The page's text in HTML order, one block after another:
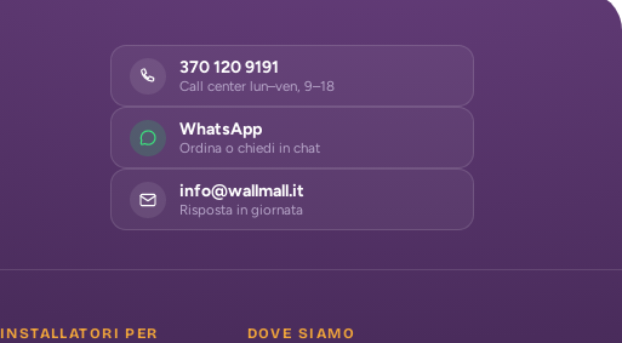
370 120 9191
Call center lun–ven, 9–18
WhatsApp
Ordina o chiedi in chat
info@wallmall.it
Risposta in giornata
INSTALLATORI PER DOVE SIAMO